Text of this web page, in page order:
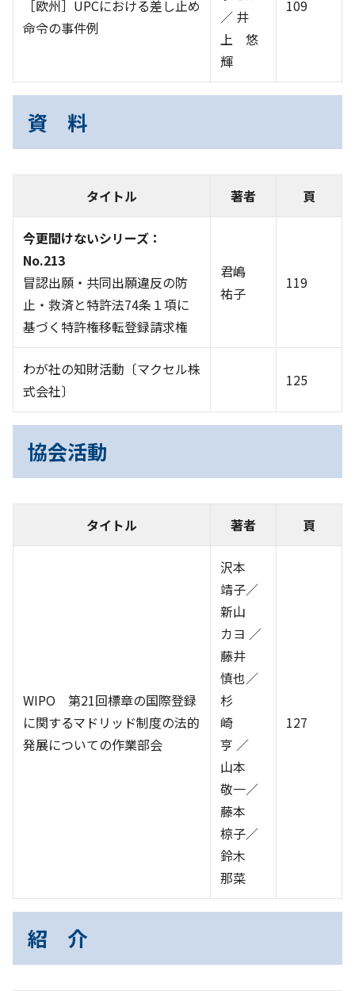
［欧州］UPCにおける差し止め
命令の事件例
／ 井
上 悠
輝
109
資 料
タイトル 著者 頁
今更聞けないシリーズ：
No.213
冒認出願・共同出願違反の防
止・救済と特許法74条１項に
基づく特許権移転登録請求権
君嶋
祐子
119
わが社の知財活動〔マクセル株
式会社〕
125
協会活動
タイトル 著者 頁
WIPO 第21回標章の国際登録
に関するマドリッド制度の法的
発展についての作業部会
沢本
靖子／
新山
カヨ ／
藤井
慎也／
杉
崎
亨 ／
山本
敬一／
藤本
椋子／
鈴木
那菜
127
紹 介